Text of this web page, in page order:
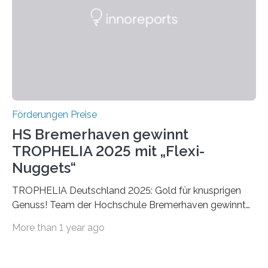
Foundation, des BIAL Award in Biomedicine ist in
Förderungen Preise
HS Bremerhaven gewinnt
TROPHELIA 2025 mit „Flexi-
Nuggets“
TROPHELIA Deutschland 2025: Gold für knusprigen
Genuss! Team der Hochschule Bremerhaven gewinnt
ECOTROPHELIAMit der Produktidee “Flexi-Nuggets”
More than 1 year ago